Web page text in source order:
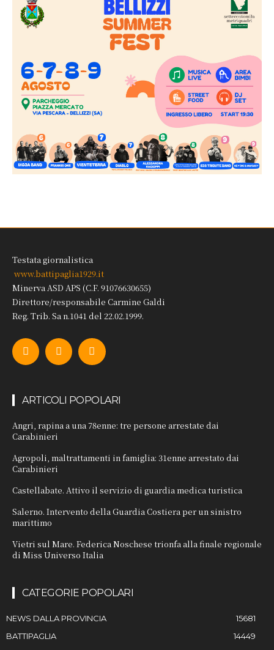
Testata giornalistica
www.battipaglia1929.it
Minerva ASD APS (C.F. 91076630655)
Direttore/responsabile Carmine Galdi
Reg. Trib. Sa n.1041 del 22.02.1999.
ARTICOLI POPOLARI
Angri, rapina a una 78enne: tre persone arrestate dai
Carabinieri
Agropoli, maltrattamenti in famiglia: 31enne arrestato dai
Carabinieri
Castellabate. Attivo il servizio di guardia medica turistica
Salerno. Intervento della Guardia Costiera per un sinistro
marittimo
Vietri sul Mare. Federica Noschese trionfa alla finale regionale
di Miss Universo Italia
CATEGORIE POPOLARI
NEWS DALLA PROVINCIA
15681
BATTIPAGLIA
14449